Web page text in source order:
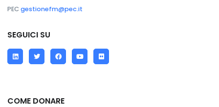
PEC gestionefm@pec.it
SEGUICI SU
LinkedInTwitterFacebookYouTube
Flickr
COME DONARE